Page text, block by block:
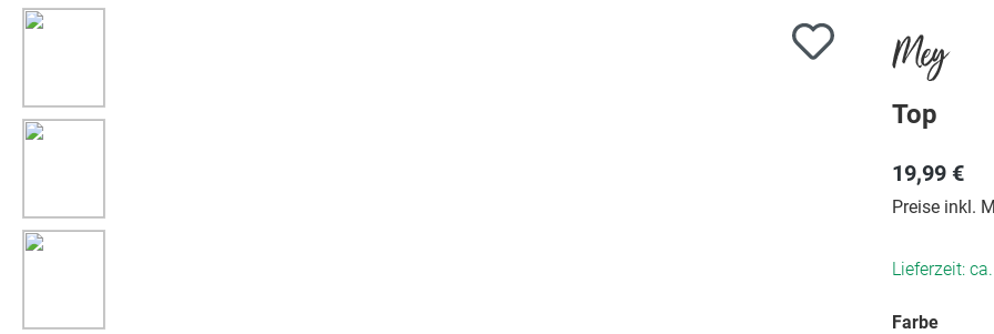
Bildergalerie überspringen
Mey
Top
19,99 €
Preise inkl.
Lieferzeit:
Farbe